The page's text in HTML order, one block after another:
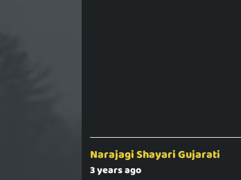
Narajagi Shayari Gujarati
3 years ago